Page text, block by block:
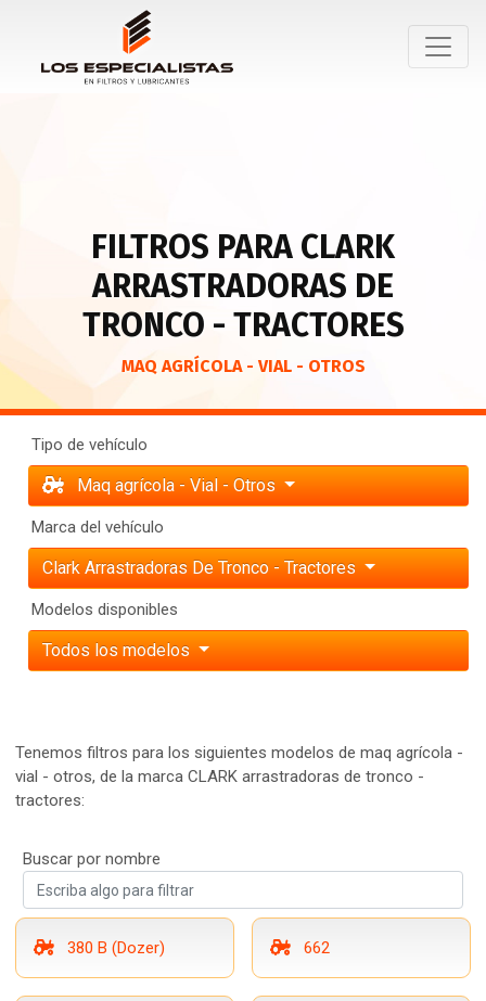
FILTROS PARA CLARK
ARRASTRADORAS DE
TRONCO - TRACTORES
MAQ AGRÍCOLA - VIAL - OTROS
Tipo de vehículo
Maq agrícola - Vial - Otros
Marca del vehículo
Clark Arrastradoras De Tronco - Tractores
Modelos disponibles
Todos los modelos
Tenemos filtros para los siguientes modelos de maq agrícola -
vial - otros, de la marca CLARK arrastradoras de tronco -
tractores:
Buscar por nombre
380 B (Dozer) 662